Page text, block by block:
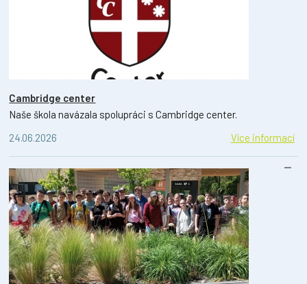
Cambridge center
Naše škola navázala spolupráci s Cambridge center.
24.06.2026
Více informací